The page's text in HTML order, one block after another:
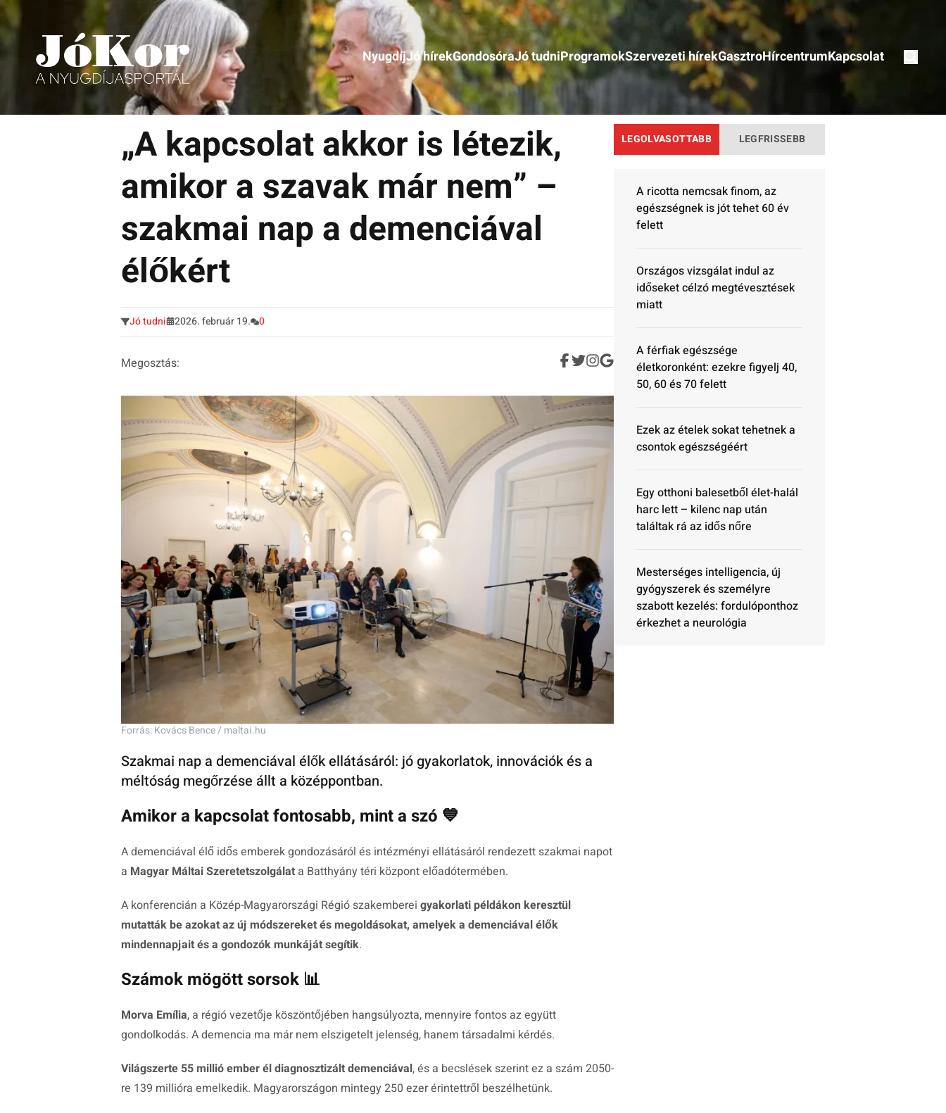
a
Tudnivalók, érdekességek idősek számára.
NyugdíjJó hírekGondosóraJó tudniProgramokSzervezeti hírekGasztroHírcentrumKapcsolat
„A kapcsolat akkor is létezik,
amikor a szavak már nem” –
szakmai nap a demenciával
élőkért
Jó tudni 2026. február 19. 0
Megosztás:
Forrás: Kovács Bence / maltai.hu
Szakmai nap a demenciával élők ellátásáról: jó gyakorlatok, innovációk és a
méltóság megőrzése állt a középpontban.
Amikor a kapcsolat fontosabb, mint a szó 💙
A demenciával élő idős emberek gondozásáról és intézményi ellátásáról rendezett szakmai napot
a Magyar Máltai Szeretetszolgálat a Batthyány téri központ előadótermében.
A konferencián a Közép-Magyarországi Régió szakemberei gyakorlati példákon keresztül
mutatták be azokat az új módszereket és megoldásokat, amelyek a demenciával élők
mindennapjait és a gondozók munkáját segítik.
Számok mögött sorsok 📊
Morva Emília, a régió vezetője köszöntőjében hangsúlyozta, mennyire fontos az együtt
gondolkodás. A demencia ma már nem elszigetelt jelenség, hanem társadalmi kérdés.
Világszerte 55 millió ember él diagnosztizált demenciával, és a becslések szerint ez a szám 2050-
re 139 millióra emelkedik. Magyarországon mintegy 250 ezer érintettről beszélhetünk.
LEGOLVASOTTABB LEGFRISSEBB
A ricotta nemcsak finom, az
egészségnek is jót tehet 60 év
felett
Országos vizsgálat indul az
időseket célzó megtévesztések
miatt
A férfiak egészsége
életkoronként: ezekre figyelj 40,
50, 60 és 70 felett
Ezek az ételek sokat tehetnek a
csontok egészségéért
Egy otthoni balesetből élet-halál
harc lett – kilenc nap után
találtak rá az idős nőre
Mesterséges intelligencia, új
gyógyszerek és személyre
szabott kezelés: fordulóponthoz
érkezhet a neurológia